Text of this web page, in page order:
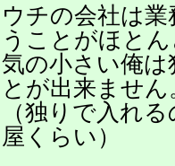
ウチの会社は
うことがほと
気の小さい俺
とが出来ません
（独りで入れ
屋くらい）